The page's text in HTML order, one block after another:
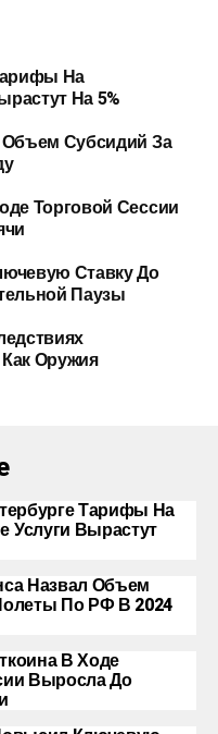
На
На 5%
Объем Субсидий За
Торговой Сессии
Ставку До
Паузы
Оружия
Тарифы На
Услуги Вырастут
Назвал Объем
По РФ В 2024
В Ходе
Выросла До